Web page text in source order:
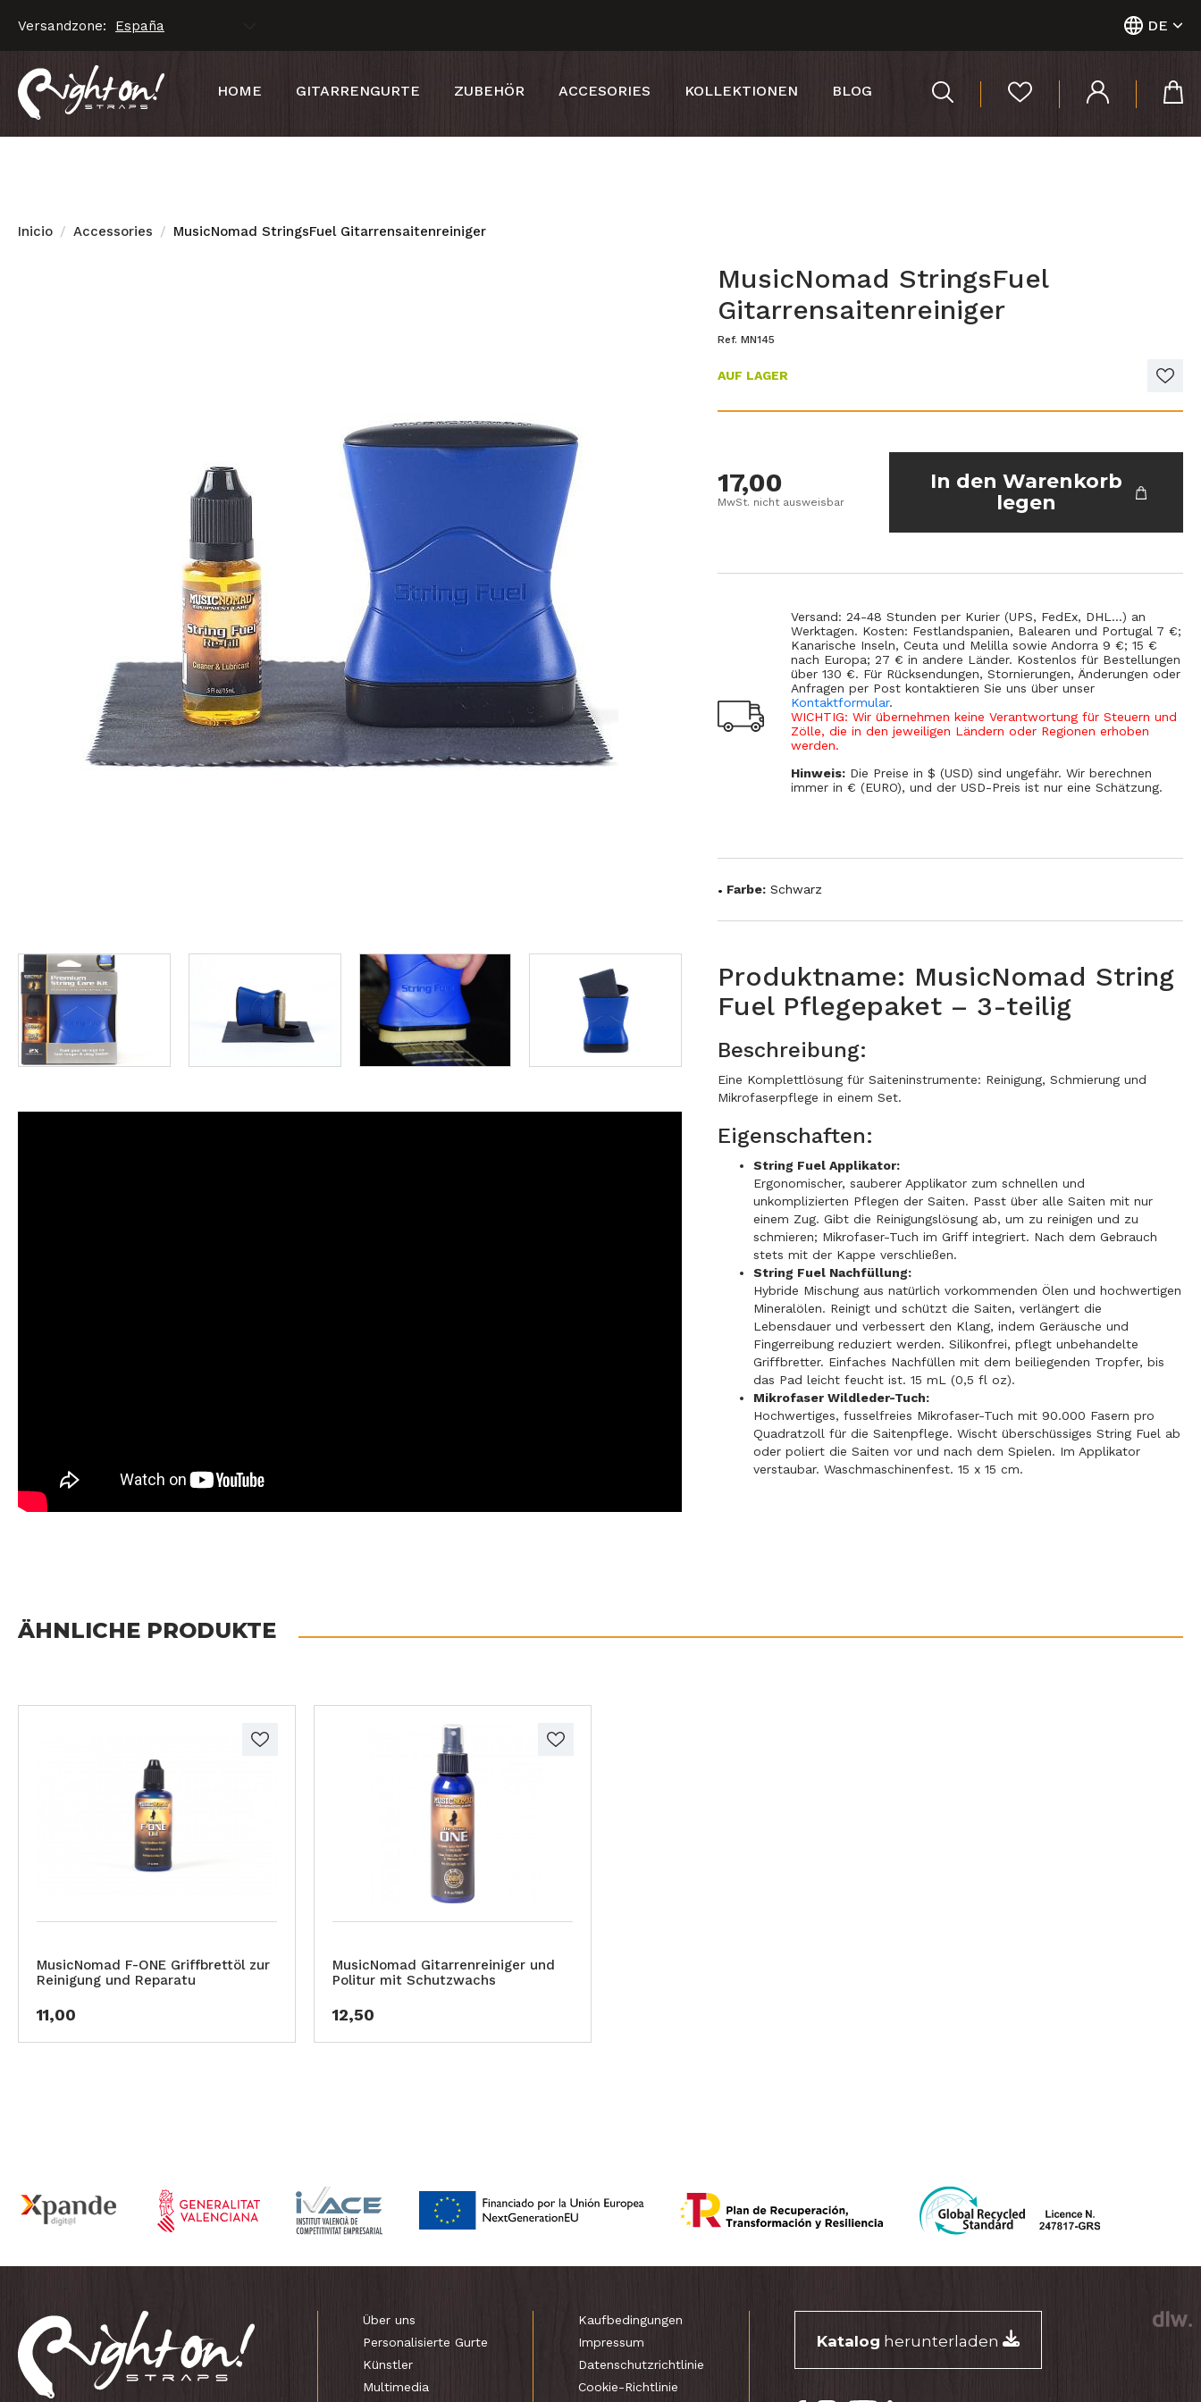
Versandzone: DE
HOME GITARRENGURTE ZUBEHÖR ACCESORIES KOLLEKTIONEN BLOG
Inicio Accessories MusicNomad StringsFuel Gitarrensaitenreiniger
MusicNomad StringsFuel
Gitarrensaitenreiniger
Ref. MN145
AUF LAGER
17,00
MwSt. nicht ausweisbar
In den Warenkorb
legen
Versand: 24-48 Stunden per Kurier (UPS, FedEx, DHL...) an
Werktagen. Kosten: Festlandspanien, Balearen und Portugal 7 €;
Kanarische Inseln, Ceuta und Melilla sowie Andorra 9 €; 15 €
nach Europa; 27 € in andere Länder. Kostenlos für Bestellungen
über 130 €. Für Rücksendungen, Stornierungen, Änderungen oder
Anfragen per Post kontaktieren Sie uns über unser
Kontaktformular.
WICHTIG: Wir übernehmen keine Verantwortung für Steuern und
Zölle, die in den jeweiligen Ländern oder Regionen erhoben
werden.
Hinweis: Die Preise in $ (USD) sind ungefähr. Wir berechnen
immer in € (EURO), und der USD-Preis ist nur eine Schätzung.
Farbe: Schwarz
Produktname: MusicNomad String
Fuel Pflegepaket – 3-teilig
Beschreibung:
Eine Komplettlösung für Saiteninstrumente: Reinigung, Schmierung und
Mikrofaserpflege in einem Set.
Eigenschaften:
String Fuel Applikator:
Ergonomischer, sauberer Applikator zum schnellen und
unkomplizierten Pflegen der Saiten. Passt über alle Saiten mit nur
einem Zug. Gibt die Reinigungslösung ab, um zu reinigen und zu
schmieren; Mikrofaser-Tuch im Griff integriert. Nach dem Gebrauch
stets mit der Kappe verschließen.
String Fuel Nachfüllung:
Hybride Mischung aus natürlich vorkommenden Ölen und hochwertigen
Mineralölen. Reinigt und schützt die Saiten, verlängert die
Lebensdauer und verbessert den Klang, indem Geräusche und
Fingerreibung reduziert werden. Silikonfrei, pflegt unbehandelte
Griffbretter. Einfaches Nachfüllen mit dem beiliegenden Tropfer, bis
das Pad leicht feucht ist. 15 mL (0,5 fl oz).
Mikrofaser Wildleder-Tuch:
Hochwertiges, fusselfreies Mikrofaser-Tuch mit 90.000 Fasern pro
Quadratzoll für die Saitenpflege. Wischt überschüssiges String Fuel ab
oder poliert die Saiten vor und nach dem Spielen. Im Applikator
verstaubar. Waschmaschinenfest. 15 x 15 cm.
ÄHNLICHE PRODUKTE
MusicNomad F-ONE Griffbrettöl zur
Reinigung und Reparatu
11,00
MusicNomad Gitarrenreiniger und
Politur mit Schutzwachs
12,50
Über uns
Personalisierte Gurte
Künstler
Multimedia
Kaufbedingungen
Impressum
Datenschutzrichtlinie
Cookie-Richtlinie
Katalog herunterladen